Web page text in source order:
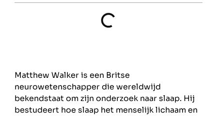
Matthew Walker is een Britse
neurowetenschapper die wereldwijd
bekendstaat om zijn onderzoek naar slaap. Hij
bestudeert hoe slaap het menselijk lichaam en